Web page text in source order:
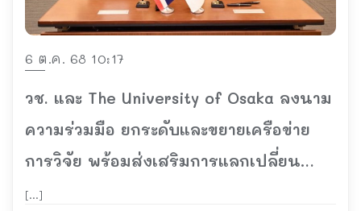
6 ต.ค. 68 10:17
วช. และ The University of Osaka ลงนาม
ความร่วมมือ ยกระดับและขยายเครือข่าย
การวิจัย พร้อมส่งเสริมการแลกเปลี่ยน
กำลังคนด้านการวิจัยในด้านวิทยาศาสตร์
[…]